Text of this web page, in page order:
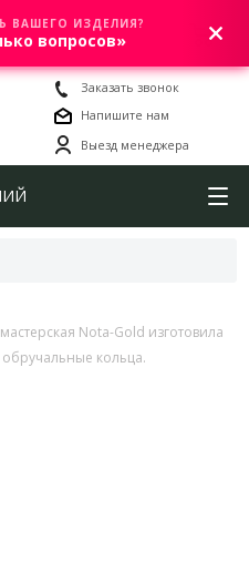
0
Заказать звонок
Напишите нам
Выезд менеджера
Nota-Gold изготовила
кольца.
ВАШЕГО ИЗДЕЛИЯ?
вопросов»